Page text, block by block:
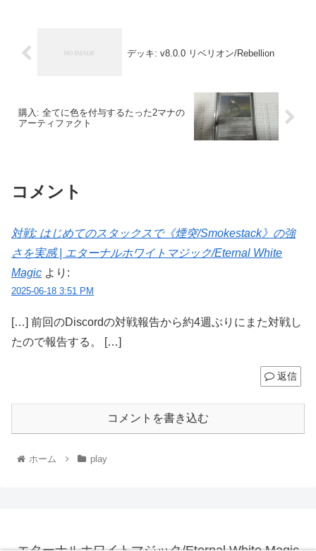
デッキ: v8.0.0 リベリオン/Rebellion
購入: 全てに色を付与するたった2マナの
アーティファクト
コメント
対戦: はじめてのスタックスで《煙突/Smokestack》の強
さを実感 | エターナルホワイトマジック/Eternal White
Magic より:
2025-06-18 3:51 PM
[…] 前回のDiscordの対戦報告から約4週ぶりにまた対戦し
たので報告する。 […]
返信
コメントを書き込む
ホーム play